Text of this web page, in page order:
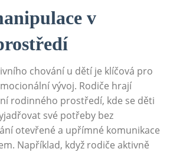
v
chování u dětí je klíčová pro
vývoj. Rodiče hrají
rodinného prostředí, kde se děti
své potřeby bez
otevřené a upřímné komunikace
Například, když rodiče aktivně